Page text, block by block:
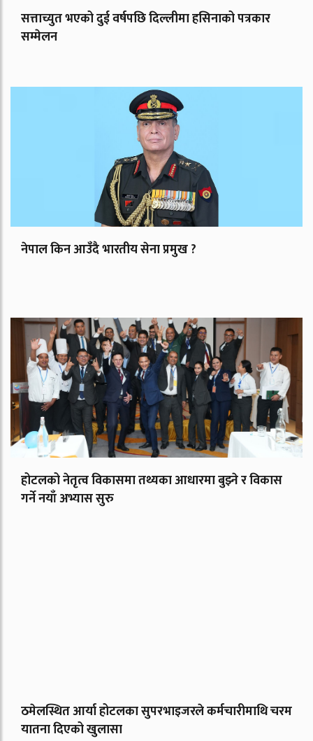
सत्ताच्युत भएको दुई वर्षपछि दिल्लीमा हसिनाको पत्रकार
सम्मेलन
नेपाल किन आउँदै भारतीय सेना प्रमुख ?
होटलको नेतृत्व विकासमा तथ्यका आधारमा बुझ्ने र विकास
गर्ने नयाँ अभ्यास सुरु
ठमेलस्थित आर्या होटलका सुपरभाइजरले कर्मचारीमाथि चरम
यातना दिएको खुलासा